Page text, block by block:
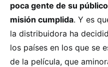
poca gente de su
misión cumplida. Y es
la distribuidora ha
los países en los que se
de la película, que